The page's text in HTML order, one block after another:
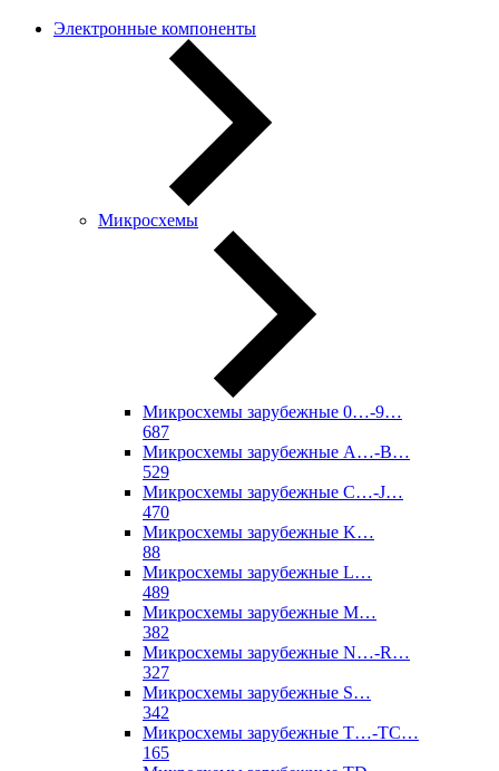
Электронные компоненты
Микросхемы
Микросхемы зарубежные 0…-9…
687
Микросхемы зарубежные A…-B…
529
Микросхемы зарубежные C…-J…
470
Микросхемы зарубежные K…
88
Микросхемы зарубежные L…
489
Микросхемы зарубежные M…
382
Микросхемы зарубежные N…-R…
327
Микросхемы зарубежные S…
342
Микросхемы зарубежные T…-TC…
165